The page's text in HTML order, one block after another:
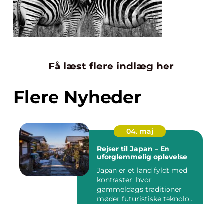
Få læst flere indlæg her
Flere Nyheder
04. maj
Rejser til Japan – En
uforglemmelig oplevelse
Japan er et land fyldt med
kontraster, hvor
gammeldags traditioner
møder futuristiske teknolo...